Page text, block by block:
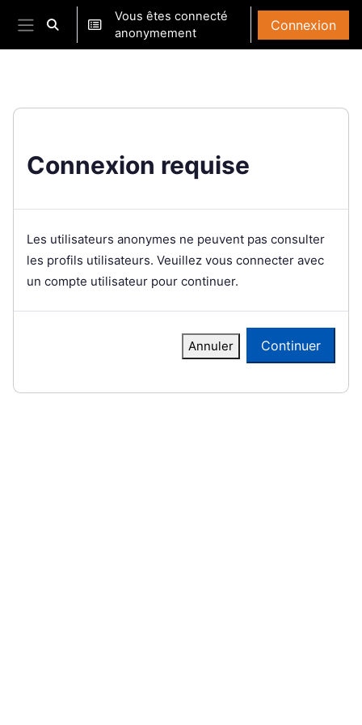
Passer au contenu principal
Panneau latéral
Activer/désactiver la saisie de recherche
Vous êtes connecté
anonymement
Connexion
Connexion requise
Les utilisateurs anonymes ne peuvent pas consulter
les profils utilisateurs. Veuillez vous connecter avec
un compte utilisateur pour continuer.
Annuler Continuer